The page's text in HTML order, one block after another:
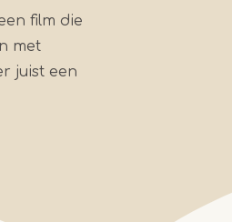
film die
met
juist een